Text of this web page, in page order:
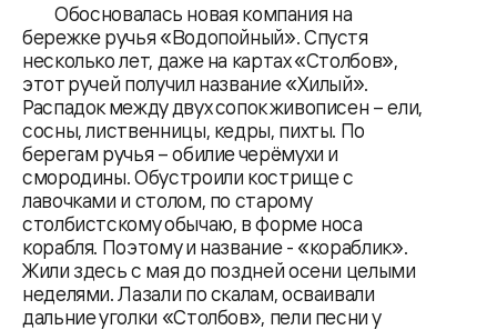
Обосновалась новая компания на
бережке ручья «Водопойный». Спустя
несколько лет, даже на картах «Столбов»,
этот ручей получил название «Хилый».
Распадок между двух сопок живописен – ели,
сосны, лиственницы, кедры, пихты. По
берегам ручья – обилие черёмухи и
смородины. Обустроили кострище с
лавочками и столом, по старому
столбистскому обычаю, в форме носа
корабля. Поэтому и название - «кораблик».
Жили здесь с мая до поздней осени целыми
неделями. Лазали по скалам, осваивали
дальние уголки «Столбов», пели песни у